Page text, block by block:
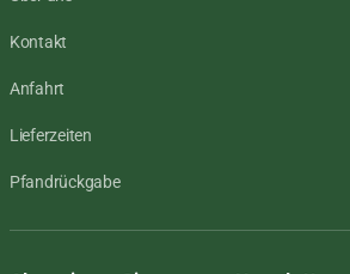
Kontakt
Anfahrt
Lieferzeiten
Pfandrückgabe